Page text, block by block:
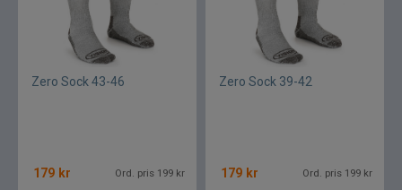
Zero Sock 43-46
179 kr Ord. pris 199 kr
Zero Sock 39-42
179 kr Ord. pris 199 kr